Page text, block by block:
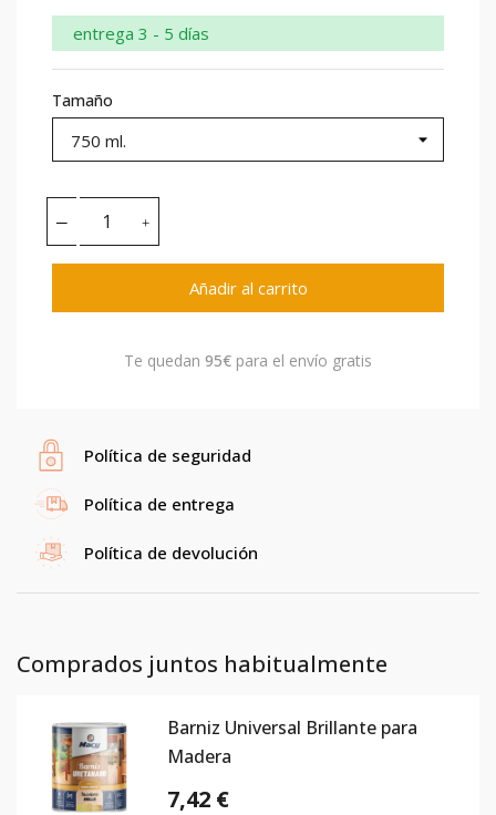
entrega 3 - 5 días
Tamaño
Añadir al carrito
Te quedan 95€ para el envío gratis
Política de seguridad
Política de entrega
Política de devolución
Comprados juntos habitualmente
Barniz Universal Brillante para
Madera
7,42 €